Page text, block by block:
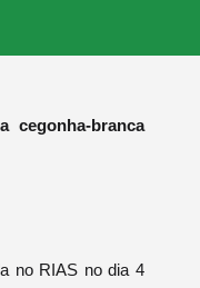
cegonha-branca
no RIAS no dia 4